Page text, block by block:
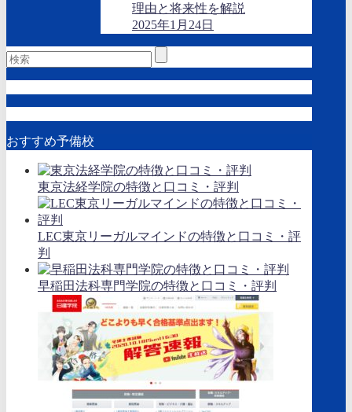
理由と将来性を解説
2025年1月24日
おすすめ予備校
東京法経学院の特徴と口コミ・評判
LEC東京リーガルマインドの特徴と口コミ・評
判
早稲田法科専門学院の特徴と口コミ・評判